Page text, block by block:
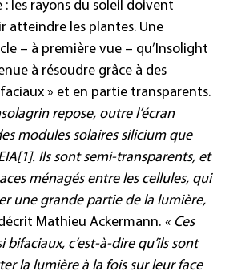
: les rayons du soleil doivent
atteindre les plantes. Une
– à première vue – qu’Insolight
à résoudre grâce à des
» et en partie transparents.
repose, outre l’écran
modules solaires silicium que
Ils sont semi-transparents, et
ménagés entre les cellules, qui
une grande partie de la lumière,
Mathieu Ackermann. « Ces
bifaciaux, c’est-à-dire qu’ils sont
la lumière à la fois sur leur face